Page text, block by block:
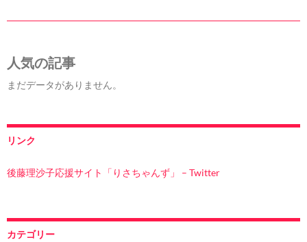
人気の記事
まだデータがありません。
リンク
後藤理沙子応援サイト「りさちゃんず」 – Twitter
カテゴリー